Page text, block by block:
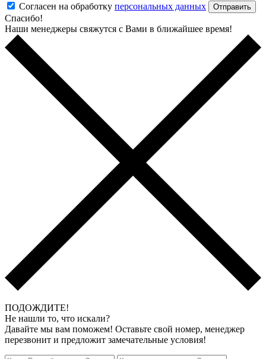
Согласен на обработку персональных данных Отправить
Спасибо!
Наши менеджеры свяжутся с Вами в ближайшее время!
ПОДОЖДИТЕ!
Не нашли то, что искали?
Давайте мы вам поможем! Оставьте свой номер, менеджер
перезвонит и предложит замечательные условия!